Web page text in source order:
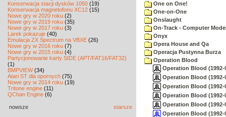
Konserwacja stacji dysków 1050 (19)
Konserwacja magnetofonu XC12 (15)
Nowe gry w 2020 roku (2)
Nowe gry w 2019 roku (35)
Nowe gry w 2017 roku (3)
Larek pokazuje (40)
Emulacja ZX Spectrum na VBXE (26)
Nowe gry w 2016 roku (7)
Nowe gry w 2015 roku (4)
Partycjonowanie karty SIDE (APT/FAT16/FAT32)
(1)
BMPVIEW(34)
Atari ST dla opornych (75)
Nowe gry w 2014 roku (19)
Tritone engine (11)
QChan Engine (6)
nowsze starsze
One on One!
One-on-One
Onslaught
On-Track - Computer
Onyx
Opera House and Qa
Operacja Pustynna Burza
Operation Blood
Operation Blood
Operation Blood
Operation Blood
Operation Blood
Operation Blood
Operation Blood (1992-